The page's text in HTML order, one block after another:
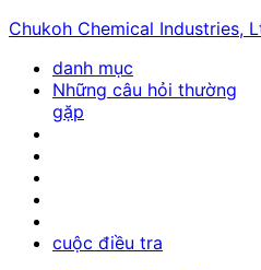
Chukoh Chemical Industries,
danh mục
Những câu hỏi thường
gặp
cuộc điều tra